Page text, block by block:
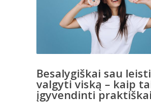
Besalygiškai sau leisti
valgyti viską – kaip
įgyvendinti